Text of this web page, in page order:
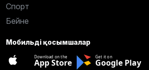
Спорт
Бейне
Мобильді қосымшалар
Download on the
App Store
Get it on
Google Play